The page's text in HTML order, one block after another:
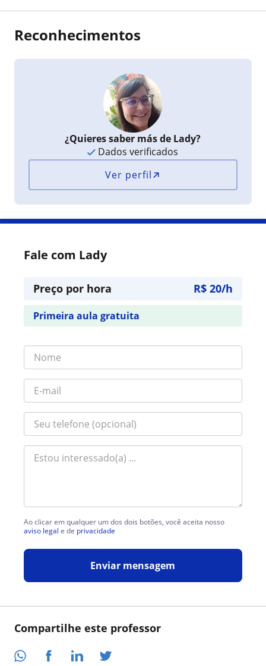
Compartilhe este professor
Reconhecimentos
¿Quieres saber más de Lady?
Dados verificados
Ver perfil
Fale com Lady
Preço por hora R$ 20/h
Primeira aula gratuita
Ao clicar em qualquer um dos dois botões, você aceita nosso
aviso legal e de privacidade
Enviar mensagem